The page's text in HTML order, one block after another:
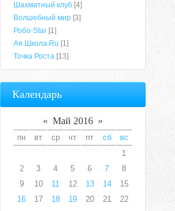
Шахматный клуб [4]
Волшебный мир [3]
Робо-Star [1]
Ая.Школа.Ru [1]
Точка Роста [13]
Календарь
« Май 2016 »
пн вт ср чт пт сб
вс
1
2
3 4 5 6 7
8
9
10 11 12 13 14
15
16
17 18 19 20 21
22